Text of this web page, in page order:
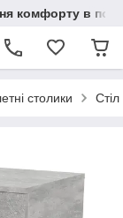
комфорту в
столики